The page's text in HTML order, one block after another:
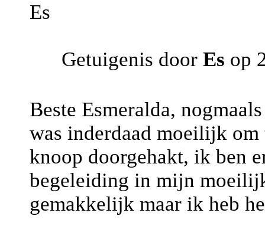
Es
Getuigenis door Es op
Beste Esmeralda,
was inderdaad moeilijk
knoop doorgehakt, ik ben
begeleiding in mijn
gemakkelijk maar ik heb